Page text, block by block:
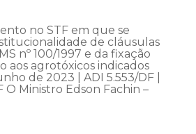
no STF em que se
de cláusulas
nº 100/1997 e da fixação
aos agrotóxicos indicados
de 2023 | ADI 5.553/DF |
O Ministro Edson Fachin –